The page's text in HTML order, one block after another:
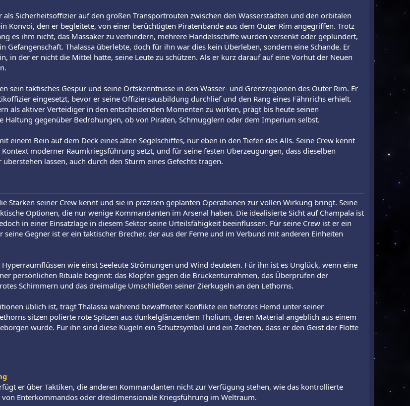
als Sicherheitsoffizier auf den großen Transportrouten zwischen den Wasserstädten und den orbitalen
Konvoi, den er begleitete, von einer berüchtigten Piratenbande aus dem Outer Rim angegriffen. Trotz
es ihm nicht, das Massaker zu verhindern, mehrere Handelsschiffe wurden versenkt oder geplündert,
Gefangenschaft. Thalassa überlebte, doch für ihn war dies kein Überleben, sondern eine Schande. Er
in der er nicht die Mittel hatte, seine Leute zu schützen. Als er kurz darauf auf eine Vorhut der Neuen
sein taktisches Gespür und seine Ortskenntnisse in den Wasser- und Grenzregionen des Outer Rim. Er
eingesetzt, bevor er seine Offiziersausbildung durchlief und den Rang eines Fähnrichs erhielt.
als aktiver Verteidiger in den entscheidenden Momenten zu wirken, prägt bis heute seinen
Haltung gegenüber Bedrohungen, ob von Piraten, Schmugglern oder dem Imperium selbst.
einem Bein auf dem Deck eines alten Segelschiffes, nur eben in den Tiefen des Alls. Seine Crew kennt
moderner Raumkriegsführung setzt, und für seine festen Überzeugungen, dass dieselben
lassen, auch durch den Sturm eines Gefechts tragen.
Stärken seiner Crew kennt und sie in präzisen geplanten Operationen zur vollen Wirkung bringt. Seine
Optionen, die nur wenige Kommandanten im Arsenal haben. Die idealisierte Sicht auf Champala ist
in einer Einsatzlage in diesem Sektor seine Urteilsfähigkeit beeinflussen. Für seine Crew ist er ein
Gegner ist er ein taktischer Brecher, der aus der Ferne und im Verbund mit anderen Einheiten
Hyperraumflüssen wie einst Seeleute Strömungen und Wind deuteten. Für ihn ist es Unglück, wenn eine
persönlichen Rituale beginnt: das Klopfen gegen die Brückentürrahmen, das Überprüfen der
Schimmern und das dreimalige Umschließen seiner Zierkugeln an den Lethorns.
üblich ist, trägt Thalassa während bewaffneter Konflikte ein tiefrotes Hemd unter seiner
sitzen polierte rote Spitzen aus dunkelglänzendem Tholium, deren Material angeblich aus einem
wurde. Für ihn sind diese Kugeln ein Schutzsymbol und ein Zeichen, dass er den Geist der Flotte
er über Taktiken, die anderen Kommandanten nicht zur Verfügung stehen, wie das kontrollierte
Enterkommandos oder dreidimensionale Kriegsführung im Weltraum.